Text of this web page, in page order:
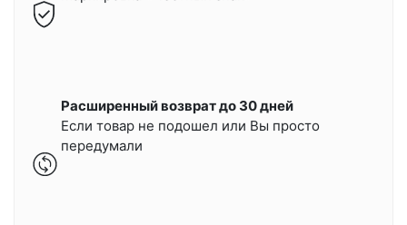
Расширенный возврат до 30 дней
Если товар не подошел или Вы просто
передумали